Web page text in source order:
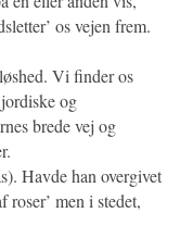
os vejen frem.
Vi finder os
og
brede vej og
Havde han overgivet
roser’ men i stedet,